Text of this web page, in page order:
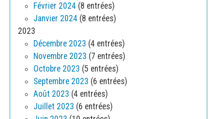
Février 2024 (8 entrées)
Janvier 2024 (8 entrées)
2023
Décembre 2023 (4 entrées)
Novembre 2023 (7 entrées)
Octobre 2023 (5 entrées)
Septembre 2023 (6 entrées)
Août 2023 (4 entrées)
Juillet 2023 (6 entrées)